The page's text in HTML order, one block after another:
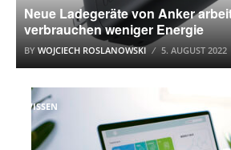
Neue Ladegeräte von Anker
verbrauchen weniger Energie
BY WOJCIECH ROSLANOWSKI 5. AUGUST 2022
WISSEN